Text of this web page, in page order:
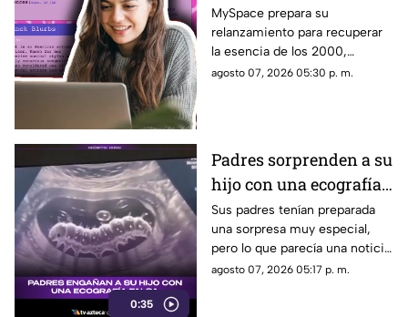
icónica red social
busca volver y revivir
la esencia de los años
2000
MySpace prepara su
relanzamiento para recuperar
la esencia de los 2000,
conectando a músicos y
agosto 07, 2026 05:30 p. m.
0:35
Padres sorprenden a su
hijo con una ecografía
falsa y su reacción se
vuelve inolvidable
Sus padres tenían preparada
una sorpresa muy especial,
pero lo que parecía una noticia
increíble terminó siendo una
agosto 07, 2026 05:17 p. m.